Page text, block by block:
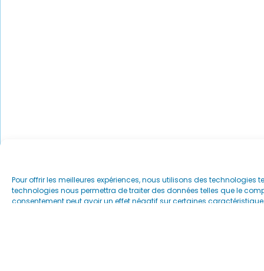
Pour offrir les meilleures expériences, nous utilisons des
technologies nous permettra de traiter des données telles que le
consentement peut avoir un effet négatif sur certaines